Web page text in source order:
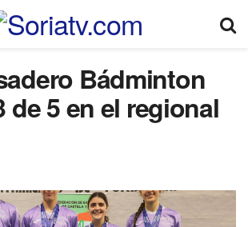
Bádminton
de 5 en el regional